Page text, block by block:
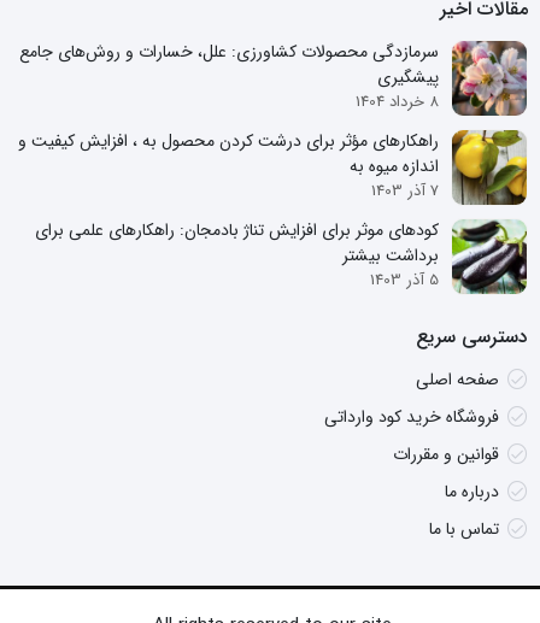
مقالات اخیر
سرمازدگی محصولات کشاورزی: علل، خسارات و روش‌های جامع
پیشگیری
8 خرداد 1404
راهکارهای مؤثر برای درشت کردن محصول به ، افزایش کیفیت و
اندازه میوه به
7 آذر 1403
کودهای موثر برای افزایش تناژ بادمجان: راهکارهای علمی برای
برداشت بیشتر
5 آذر 1403
دسترسی سریع
صفحه اصلی
فروشگاه خرید کود وارداتی
قوانین و مقررات
درباره ما
تماس با ما